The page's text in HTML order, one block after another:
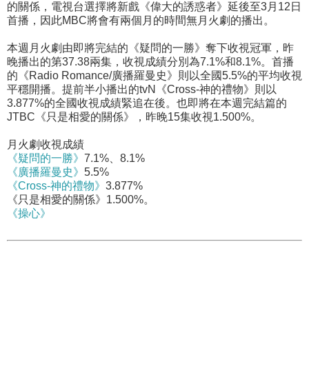
的關係，電視台選擇將新戲《偉大的誘惑者》延後至3月12日
首播，因此MBC將會有兩個月的時間無月火劇的播出。
本週月火劇由即將完結的《疑問的一勝》奪下收視冠軍，昨
晚播出的第37.38兩集，收視成績分別為7.1%和8.1%。首播
的《Radio Romance/廣播羅曼史》則以全國5.5%的平均收視
平穩開播。提前半小播出的tvN
《Cross-神的禮物》則以
3.877%的全國收視成績緊追在後。也即將在本週完結篇的
JTBC《只是相愛的關係》，昨晚15集收視1.500%。
月火劇收視成績
《疑問的一勝》 7.1%、8.1%
《廣播羅曼史》 5.5%
《Cross-神的禮物》 3.877%
《只是相愛的關係》1.500%。
《操心》